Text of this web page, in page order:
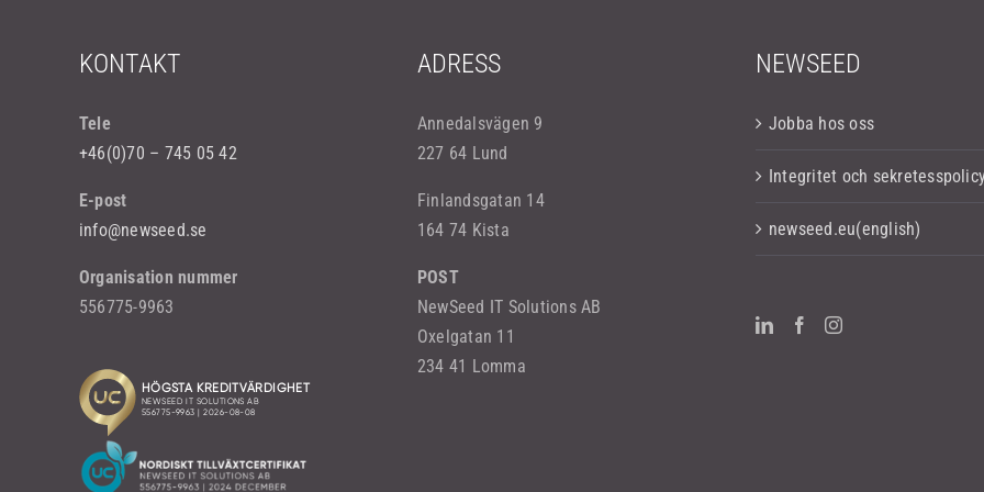
KONTAKT
Tele
+46(0)70 – 745 05 42
E-post
info@newseed.se
Organisation nummer
556775-9963
ADRESS
Annedalsvägen 9
227 64 Lund
Finlandsgatan 14
164 74 Kista
POST
NewSeed IT Solutions AB
Oxelgatan 11
234 41 Lomma
NEWSEED
Jobba hos oss
Integritet och
newseed.eu(english)